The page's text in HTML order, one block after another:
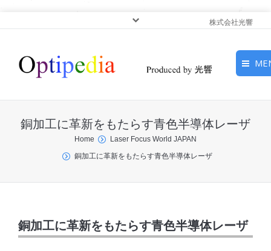
株式会社光響
ピックアップ
光基礎・光源
サービス
銅加工に革新をもたらす青色半導体レーザ
You are here:Home
Laser Focus World JAPAN
銅加工に革新をもたらす青色半導体レーザ
銅加工に革新をもたらす青色半導体レーザ